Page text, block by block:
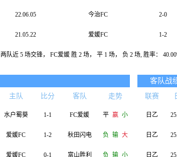
22.06.05 今治FC 2-0
21.05.22 爱媛FC 1-2
两队近 5 场交锋， FC爱媛 胜 2 场， 平 1 场， 负 2 场, 胜率：
主队 比分 客队 走势
水户蜀葵 1-1 FC爱媛 平 赢 小
爱媛FC 1-2 秋田闪电 负 输 大
爱媛FC 0-1 富山胜利 负 输 小
客队战
联赛
日乙
日乙
日乙